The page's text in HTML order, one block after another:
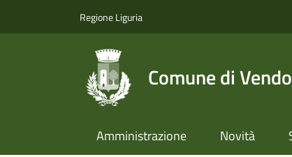
Regione Liguria
Comune di
Amministrazione Novità